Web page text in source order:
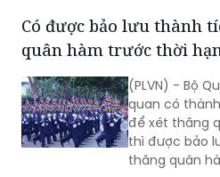
(PLVN) - Bộ
quan có
để xét thăng
thì được bảo
thăng quân
quy định của
BQP.
Mất một ngón chân út